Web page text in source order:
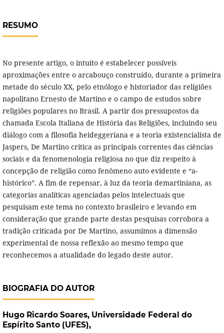
RESUMO
No presente artigo, o intuito é estabelecer possíveis
aproximações entre o arcabouço construído, durante a primeira
metade do século XX, pelo etnólogo e historiador das religiões
napolitano Ernesto de Martino e o campo de estudos sobre
religiões populares no Brasil. A partir dos pressupostos da
chamada Escola Italiana de História das Religiões, incluindo seu
diálogo com a filosofia heideggeriana e a teoria existencialista de
Jaspers, De Martino critica as principais correntes das ciências
sociais e da fenomenologia religiosa no que diz respeito à
concepção de religião como fenômeno auto evidente e “a-
histórico”. A fim de repensar, à luz da teoria demartiniana, as
categorias analíticas agenciadas pelos intelectuais que
pesquisam este tema no contexto brasileiro e levando em
consideração que grande parte destas pesquisas corrobora a
tradição criticada por De Martino, assumimos a dimensão
experimental de nossa reflexão ao mesmo tempo que
reconhecemos a atualidade do legado deste autor.
BIOGRAFIA DO AUTOR
Hugo Ricardo Soares, Universidade Federal do
Espírito Santo (UFES),